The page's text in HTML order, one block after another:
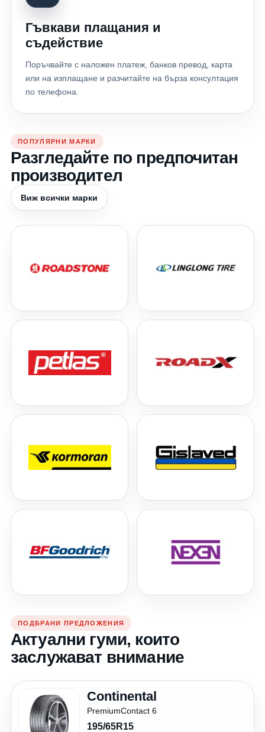
Гъвкави плащания и
съдействие
Поръчвайте с наложен платеж, банков превод, карта
или на изплащане и разчитайте на бърза консултация
по телефона.
ПОПУЛЯРНИ МАРКИ
Разгледайте по предпочитан
производител
Виж всички марки
ПОДБРАНИ ПРЕДЛОЖЕНИЯ
Актуални гуми, които
заслужават внимание
Continental
PremiumContact 6
195/65R15